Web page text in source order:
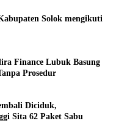
Solok mengikuti
Finance Lubuk Basung
Prosedur
Diciduk,
Sita 62 Paket Sabu